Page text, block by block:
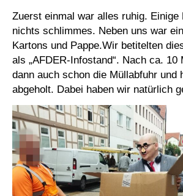
Zuerst einmal war alles ruhig. Einige
nichts schlimmes. Neben uns war
Kartons und Pappe.Wir betitelten
als „AFDER-Infostand“. Nach ca. 10
dann auch schon die Müllabfuhr und
abgeholt. Dabei haben wir natürlich